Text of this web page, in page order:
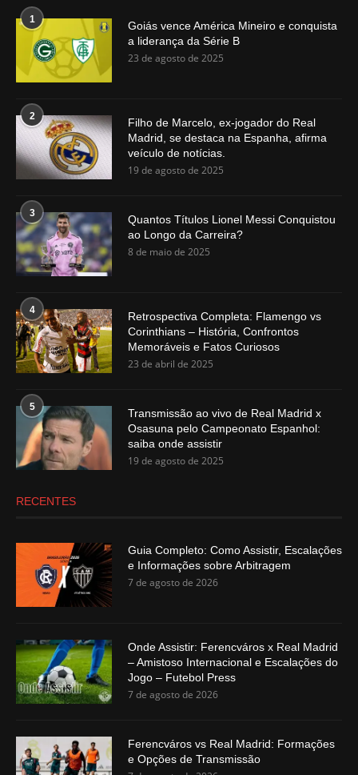
1
Goiás vence América Mineiro e conquista
a liderança da Série B
23 de agosto de 2025
2
Filho de Marcelo, ex-jogador do Real
Madrid, se destaca na Espanha, afirma
veículo de notícias.
19 de agosto de 2025
3
Quantos Títulos Lionel Messi Conquistou
ao Longo da Carreira?
8 de maio de 2025
4
Retrospectiva Completa: Flamengo vs
Corinthians – História, Confrontos
Memoráveis e Fatos Curiosos
23 de abril de 2025
5
Transmissão ao vivo de Real Madrid x
Osasuna pelo Campeonato Espanhol:
saiba onde assistir
19 de agosto de 2025
RECENTES
Guia Completo: Como Assistir, Escalações
e Informações sobre Arbitragem
7 de agosto de 2026
Onde Assistir: Ferencváros x Real Madrid
– Amistoso Internacional e Escalações do
Jogo – Futebol Press
7 de agosto de 2026
Ferencváros vs Real Madrid: Formações
e Opções de Transmissão